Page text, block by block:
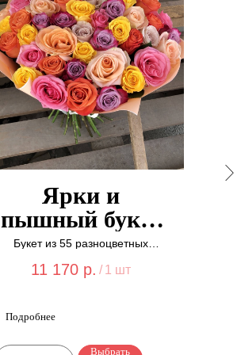
Ярки и
пышный букет
из роз "Букет
164"
Букет из 55 разноцветных
упаковке.
11 170 р. / 1 шт
Подробнее
Выбрать